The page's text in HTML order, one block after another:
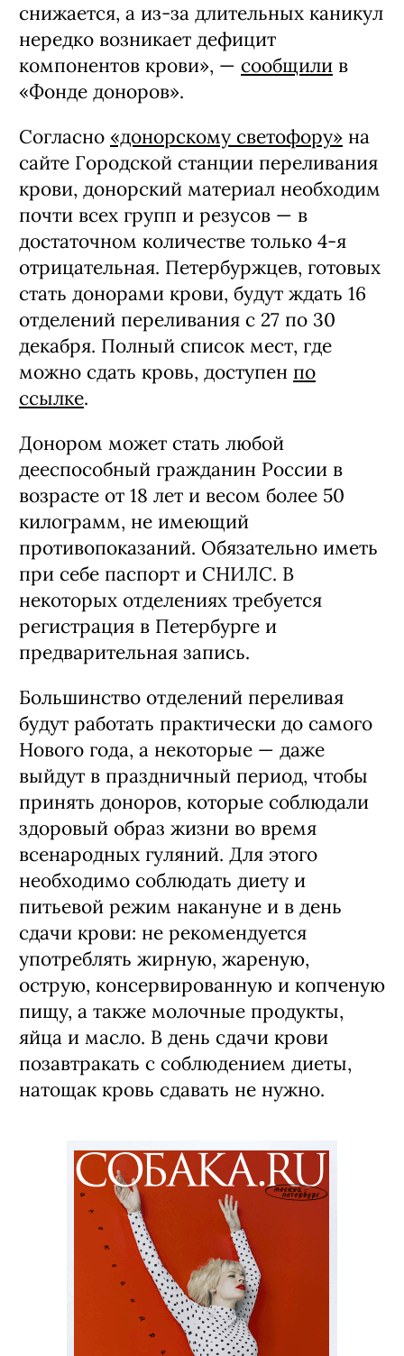
снижается, а из-за длительных каникул
нередко возникает дефицит
компонентов крови», — сообщили в
«Фонде доноров».
Согласно «донорскому светофору» на
сайте Городской станции переливания
крови, донорский материал необходим
почти всех групп и резусов — в
достаточном количестве только 4-я
отрицательная. Петербуржцев, готовых
стать донорами крови, будут ждать 16
отделений переливания с 27 по 30
декабря. Полный список мест, где
можно сдать кровь, доступен по
ссылке.
Донором может стать любой
дееспособный гражданин России в
возрасте от 18 лет и весом более 50
килограмм, не имеющий
противопоказаний. Обязательно иметь
при себе паспорт и СНИЛС. В
некоторых отделениях требуется
регистрация в Петербурге и
предварительная запись.
Большинство отделений переливая
будут работать практически до самого
Нового года, а некоторые — даже
выйдут в праздничный период, чтобы
принять доноров, которые соблюдали
здоровый образ жизни во время
всенародных гуляний. Для этого
необходимо соблюдать диету и
питьевой режим накануне и в день
сдачи крови: не рекомендуется
употреблять жирную, жареную,
острую, консервированную и копченую
пищу, а также молочные продукты,
яйца и масло. В день сдачи крови
позавтракать с соблюдением диеты,
натощак кровь сдавать не нужно.